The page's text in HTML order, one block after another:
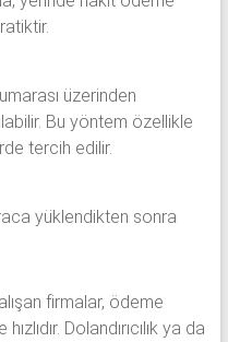
üzerinden
Bu yöntem özellikle
tercih edilir.
yüklendikten sonra
firmalar, ödeme
Dolandırıcılık ya da